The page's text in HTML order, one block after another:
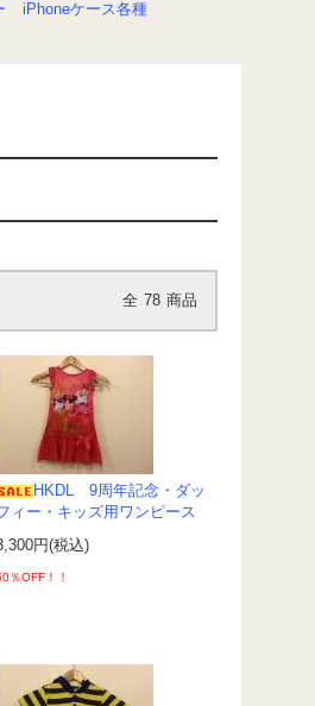
iPhoneケース各種
全 78 商品
HKDL 9周年記念・ダッ
ィー・キッズ用ワンピース
円(税込)
％OFF！！